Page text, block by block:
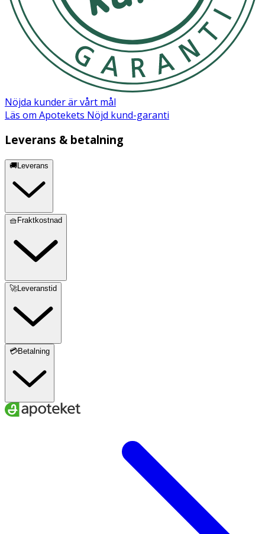
OK för gravida och ammande:
Nöjda kunder är vårt mål
Läs om Apotekets Nöjd kund-garanti
Leverans & betalning
🚚Leverans
🧺Fraktkostnad
🚀Leveranstid
💳Betalning